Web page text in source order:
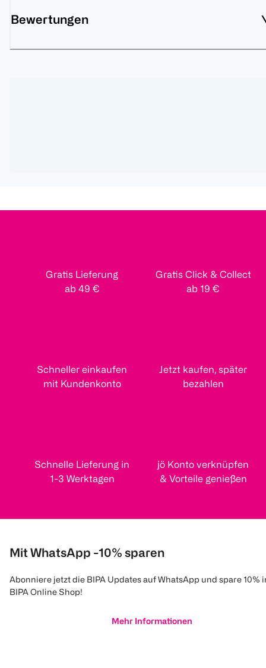
Bewertungen
Gratis Lieferung
ab 49 €
Gratis Click & Collect
ab 19 €
Schneller einkaufen
mit Kundenkonto
Jetzt kaufen, später
bezahlen
Schnelle Lieferung in
1-3 Werktagen
jö Konto verknüpfen
& Vorteile genießen
Mit WhatsApp -10% sparen
Abonniere jetzt die BIPA Updates auf WhatsApp und spare 10%
BIPA Online Shop!
Mehr Informationen